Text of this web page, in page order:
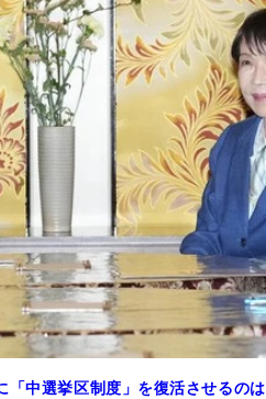
中選挙区制度」を復活させるのは